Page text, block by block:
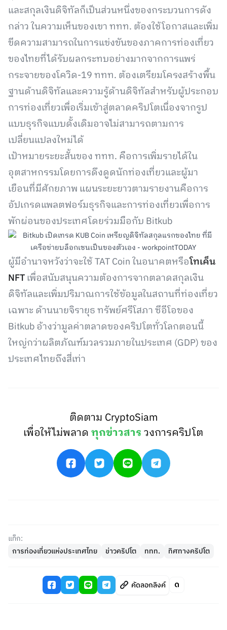
และสกุลเงินดิจิทัลก็เป็นส่วนหนึ่งของกระบวนการดัง
กล่าว ในความเห็นของเขา ททท. ต้องใช้โอกาสและเพิ่ม
ขีดความสามารถในการแข่งขันของภาคการท่องเที่ยว
ของไทยที่ได้รับผลกระทบอย่างมากจากการแพร่
กระจายของโควิด-19 ททท. ต้องเตรียมโครงสร้างพื้น
ฐานด้านดิจิทัลและความรู้ด้านดิจิทัลสำหรับผู้ประกอบ
การท่องเที่ยวเพื่อเริ่มเข้าสู่ตลาดคริปโตเนื่องจากรูป
แบบธุรกิจแบบดั้งเดิมอาจไม่สามารถตามการ
เปลี่ยนแปลงใหม่ได้
เป้าหมายระยะสั้นของ ททท. คือการเพิ่มรายได้ใน
อุตสาหกรรมโดยการดึงดูดนักท่องเที่ยวและผู้มา
เยือนที่มีศักยภาพ แผนระยะยาวตามรายงานคือการ
อัปเกรดแพลตฟอร์มธุรกิจและการท่องเที่ยวเพื่อการ
พักผ่อนของประเทศโดยร่วมมือกับ Bitkub
ผู้มีอำนาจหวังว่าจะใช้ TAT Coin ในอนาคตหรือโทเค็น
NFTเพื่อสนับสนุนความต้องการจากตลาดสกุลเงิน
ดิจิทัลและเพิ่มปริมาณการใช้ข้อมูลในสถานที่ท่องเที่ยว
เฉพาะ ด้านนายจิรายุธ ทรัพย์ศรีโสภา ซีอีโอของ
Bitkub อ้างว่ามูลค่าตลาดของคริปโตทั่วโลกตอนนี้
ใหญ่กว่าผลิตภัณฑ์มวลรวมภายในประเทศ (GDP) ของ
ประเทศไทยถึงสี่เท่า
ติดตาม CryptoSiam
เพื่อให้ไม่พลาดทุกข่าวสารวงการคริปโต
แท็ก:
การท่องเที่ยวแห่งประเทศไทย
ข่าวคริปโต ททท. ทิศทางคริปโต
คัดลอกลิงค์